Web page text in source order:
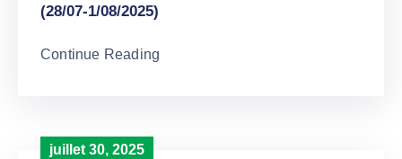
(28/07-1/08/2025)
Continue Reading
juillet 30, 2025